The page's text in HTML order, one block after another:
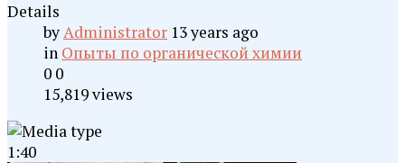
Details
byAdministrator 13 years ago
in Опыты по органической химии
0 0
15,819 views
1:40